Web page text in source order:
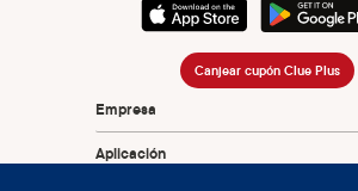
Canjear cupón Clue Plus
Empresa
Aplicación